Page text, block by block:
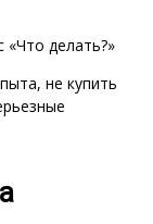
«Что делать?»
не купить